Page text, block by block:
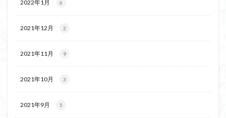
2022年1月 6
2021年12月 2
2021年11月 9
2021年10月 3
2021年9月 5